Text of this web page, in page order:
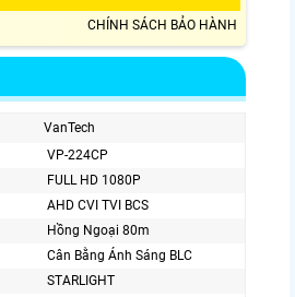
CHÍNH SÁCH BẢO HÀNH
VanTech
VP-224CP
FULL HD 1080P
AHD CVI TVI BCS
Hồng Ngoại 80m
Cân Bằng Ánh Sáng BLC
STARLIGHT